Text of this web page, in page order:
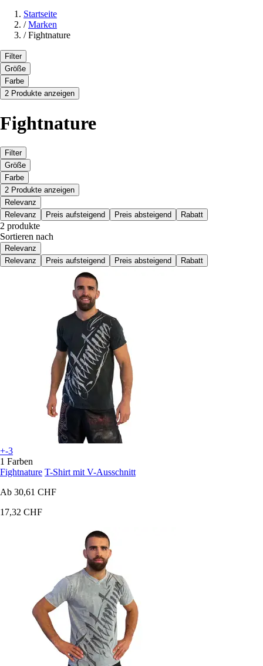
Startseite
/ Marken
/ Fightnature
Filter
Größe
Farbe
2 Produkte anzeigen
Fightnature
Filter
Größe
Farbe
2 Produkte anzeigen
Relevanz
Relevanz
Preis aufsteigend Preis absteigend Rabatt
2 produkte
Sortieren nach
Relevanz
Relevanz
Preis aufsteigend Preis absteigend Rabatt
+-3
1 Farben
Fightnature T-Shirt mit V-Ausschnitt
Ab 30,61 CHF
17,32 CHF